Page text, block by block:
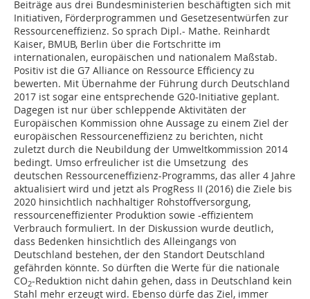
Beiträge aus drei Bundesministerien beschäftigten sich mit
Initiativen, Förderprogrammen und Gesetzesentwürfen zur
Ressourceneffizienz. So sprach Dipl.- Mathe. Reinhardt
Kaiser, BMUB, Berlin über die Fortschritte im
internationalen, europäischen und nationalem Maßstab.
Positiv ist die G7 Alliance on Ressource Efficiency zu
bewerten. Mit Übernahme der Führung durch Deutschland
2017 ist sogar eine entsprechende G20-Initiative geplant.
Dagegen ist nur über schleppende Aktivitäten der
Europäischen Kommission ohne Aussage zu einem Ziel der
europäischen Ressourceneffizienz zu berichten, nicht
zuletzt durch die Neubildung der Umweltkommission 2014
bedingt. Umso erfreulicher ist die Umsetzung des
deutschen Ressourceneffizienz-Programms, das aller 4 Jahre
aktualisiert wird und jetzt als ProgRess II (2016) die Ziele bis
2020 hinsichtlich nachhaltiger Rohstoffversorgung,
ressourceneffizienter Produktion sowie -effizientem
Verbrauch formuliert. In der Diskussion wurde deutlich,
dass Bedenken hinsichtlich des Alleingangs von
Deutschland bestehen, der den Standort Deutschland
gefährden könnte. So dürften die Werte für die nationale
CO2-Reduktion nicht dahin gehen, dass in Deutschland kein
Stahl mehr erzeugt wird. Ebenso dürfe das Ziel, immer